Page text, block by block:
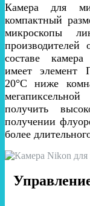
Камера для
компактный
микроскопы
производителей
составе
имеетэлемент
20°C ниже
получить
получении
более